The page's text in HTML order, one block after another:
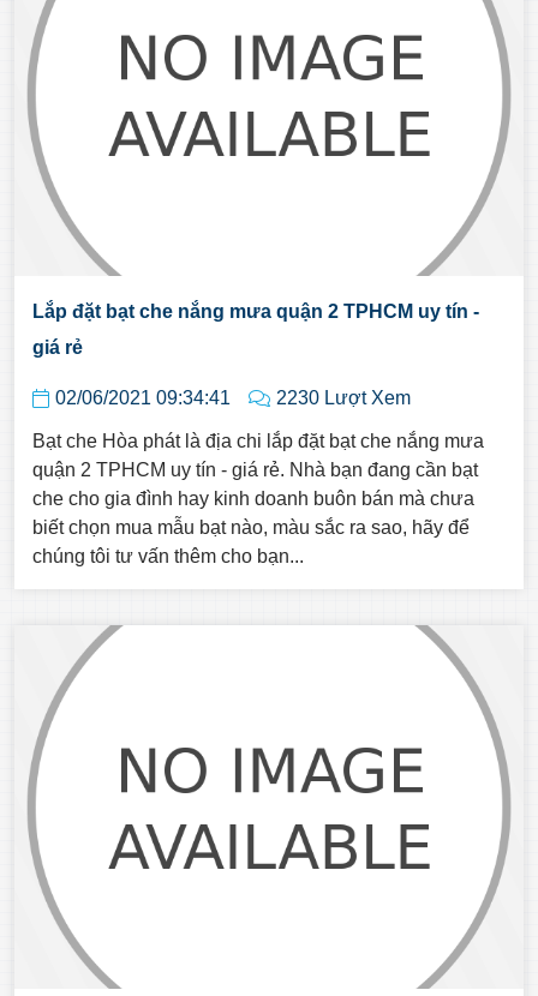
Lắp đặt bạt che nắng mưa quận 2 TPHCM uy tín -
giá rẻ
02/06/2021 09:34:41 2230 Lượt Xem
Bạt che Hòa phát là địa chi lắp đặt bạt che nắng mưa
quận 2 TPHCM uy tín - giá rẻ. Nhà bạn đang cần bạt
che cho gia đình hay kinh doanh buôn bán mà chưa
biết chọn mua mẫu bạt nào, màu sắc ra sao, hãy để
chúng tôi tư vấn thêm cho bạn...